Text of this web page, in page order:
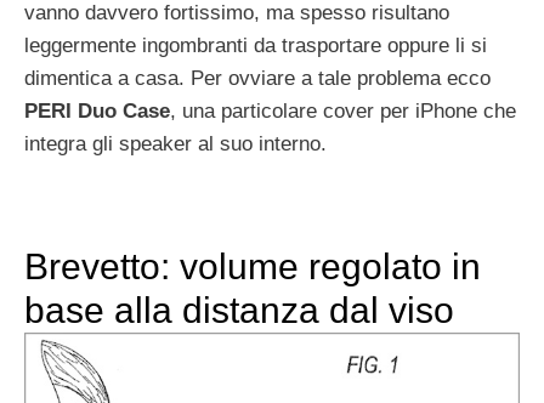
vanno davvero fortissimo, ma spesso risultano
leggermente ingombranti da trasportare oppure li si
dimentica a casa. Per ovviare a tale problema ecco
PERI Duo Case, una particolare cover per iPhone che
integra gli speaker al suo interno.
Brevetto: volume regolato in
base alla distanza dal viso